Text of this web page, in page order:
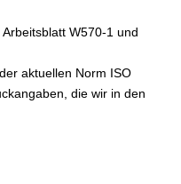
W570-1 und
aktuellen Norm ISO
die wir in den